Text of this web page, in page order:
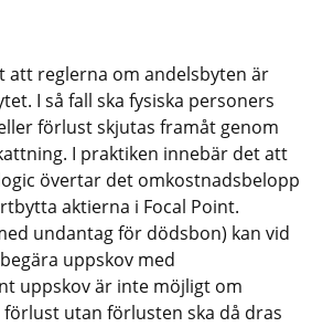
att reglerna om andelsbyten är
I så fall ska fysiska personers
förlust skjutas framåt genom
I praktiken innebär det att
övertar det omkostnadsbelopp
aktierna i Focal Point.
undantag för dödsbon) kan vid
uppskov med
uppskov är inte möjligt om
utan förlusten ska då dras